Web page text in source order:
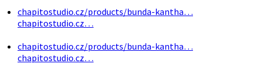
chapitostudio.cz/products/bunda-kantha…
chapitostudio.cz…
chapitostudio.cz/products/bunda-kantha…
chapitostudio.cz…